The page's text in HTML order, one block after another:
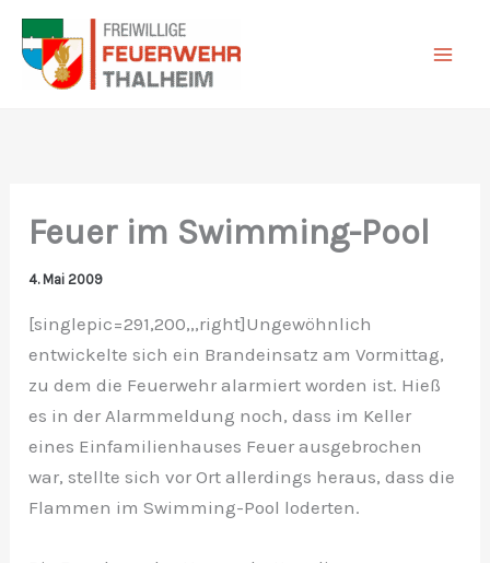
Zum
Inhalt
springen
Feuer im Swimming-Pool
4. Mai 2009
[singlepic=291,200,,,right]Ungewöhnlich
entwickelte sich ein Brandeinsatz am Vormittag,
zu dem die Feuerwehr alarmiert worden ist. Hieß
es in der Alarmmeldung noch, dass im Keller
eines Einfamilienhauses Feuer ausgebrochen
war, stellte sich vor Ort allerdings heraus, dass die
Flammen im Swimming-Pool loderten.